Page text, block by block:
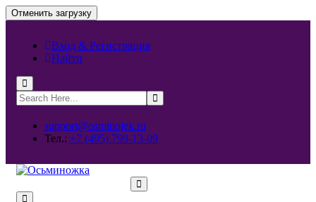
Отменить загрузку
Вход & Регистрация
Найти
support@osminojek.ru
Тел.: +7 (495) 799-13-09